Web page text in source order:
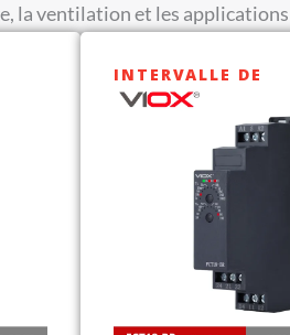
la ventilation et les
INTERVALLE DE